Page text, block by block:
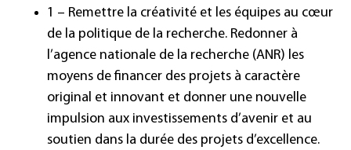
1 – Remettre la créativité et les équipes au cœur
de la politique de la recherche. Redonner à
l’agence nationale de la recherche (ANR) les
moyens de financer des projets à caractère
original et innovant et donner une nouvelle
impulsion aux investissements d’avenir et au
soutien dans la durée des projets d’excellence.